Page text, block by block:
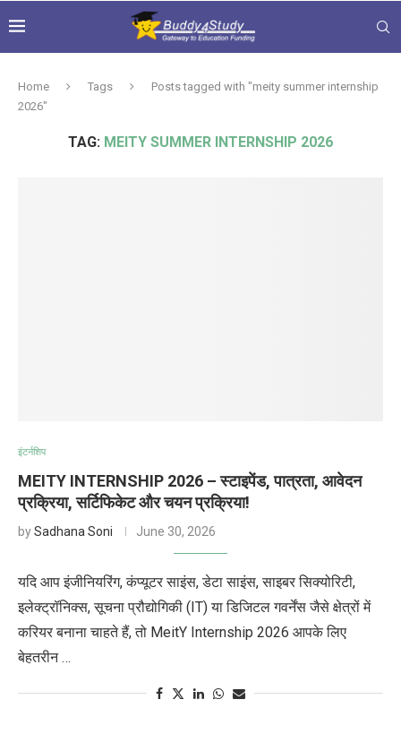
Home Tags
Posts tagged with "meity summer internship
2026"
TAG: MEITY SUMMER INTERNSHIP 2026
इंटर्नशिप
MEITY INTERNSHIP 2026 – स्टाइपेंड, पात्रता, आवेदन
प्रक्रिया, सर्टिफिकेट और चयन प्रक्रिया!
bySadhana Soni June 30, 2026
यदि आप इंजीनियरिंग, कंप्यूटर साइंस, डेटा साइंस, साइबर सिक्योरिटी,
इलेक्ट्रॉनिक्स, सूचना प्रौद्योगिकी (IT) या डिजिटल गवर्नेंस जैसे क्षेत्रों में
करियर बनाना चाहते हैं, तो MeitY Internship 2026 आपके लिए
बेहतरीन …